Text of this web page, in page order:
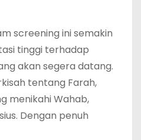
screening ini semakin
tinggi terhadap
akan segera datang.
tentang Farah,
menikahi Wahab,
Dengan penuh